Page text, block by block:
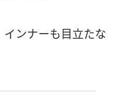
ンナーも目立たな